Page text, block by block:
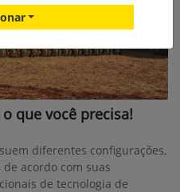
que você precisa!
diferentes configurações,
acordo com suas
de tecnologia de